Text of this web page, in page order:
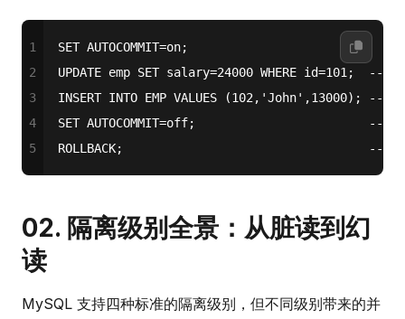
1
2
3
4
5
SET AUTOCOMMIT=on;
UPDATE emp SET salary=24000 WHERE id=101 ;
-- 自
INSERT INTO EMP VALUES (102 , 'John' ,13000);
-- 自
SET AUTOCOMMIT=off;
-- 切
ROLLBACK; -- 对
02. 隔离级别全景：从脏读到幻
读
MySQL 支持四种标准的隔离级别，但不同级别带来的并